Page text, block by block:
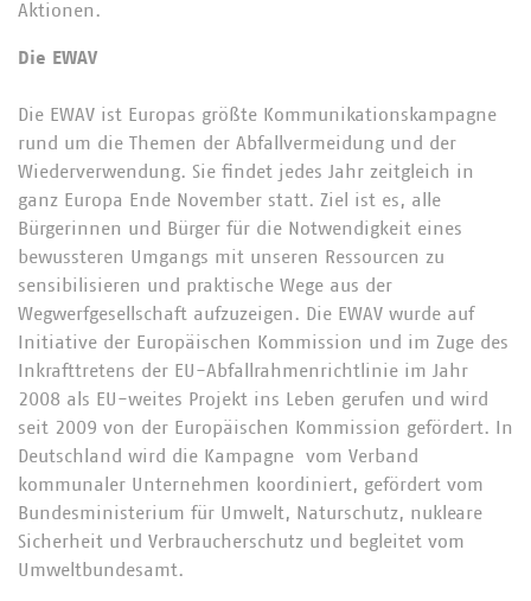
Aktionen.
Die EWAV
Die EWAV ist Europas größte Kommunikationskampagne
rund um die Themen der Abfallvermeidung und der
Wiederverwendung. Sie findet jedes Jahr zeitgleich in
ganz Europa Ende November statt. Ziel ist es, alle
Bürgerinnen und Bürger für die Notwendigkeit eines
bewussteren Umgangs mit unseren Ressourcen zu
sensibilisieren und praktische Wege aus der
Wegwerfgesellschaft aufzuzeigen. Die EWAV wurde auf
Initiative der Europäischen Kommission und im Zuge des
Inkrafttretens der EU-Abfallrahmenrichtlinie im Jahr
2008 als EU-weites Projekt ins Leben gerufen und wird
seit 2009 von der Europäischen Kommission gefördert. In
Deutschland wird die Kampagne vom Verband
kommunaler Unternehmen koordiniert, gefördert vom
Bundesministerium für Umwelt, Naturschutz, nukleare
Sicherheit und Verbraucherschutz und begleitet vom
Umweltbundesamt.